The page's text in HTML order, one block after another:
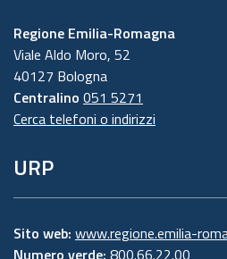
Regione Emilia-Romagna
Viale Aldo Moro, 52
40127 Bologna
Centralino 051 5271
Cerca telefoni o indirizzi
URP
Sito web: www.regione.emilia-
Numero verde: 800.66.22.00